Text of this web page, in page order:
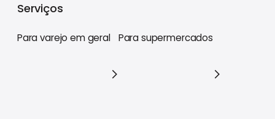
Serviços
Para varejo em geral Para supermercados